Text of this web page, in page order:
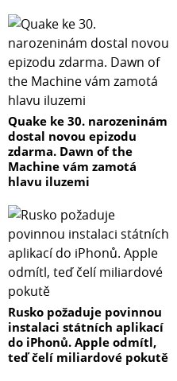
Quake ke 30. narozeninám
dostal novou epizodu
zdarma. Dawn of the
Machine vám zamotá
hlavu iluzemi
Rusko požaduje povinnou
instalaci státních aplikací
do iPhonů. Apple odmítl,
teď čelí miliardové pokutě